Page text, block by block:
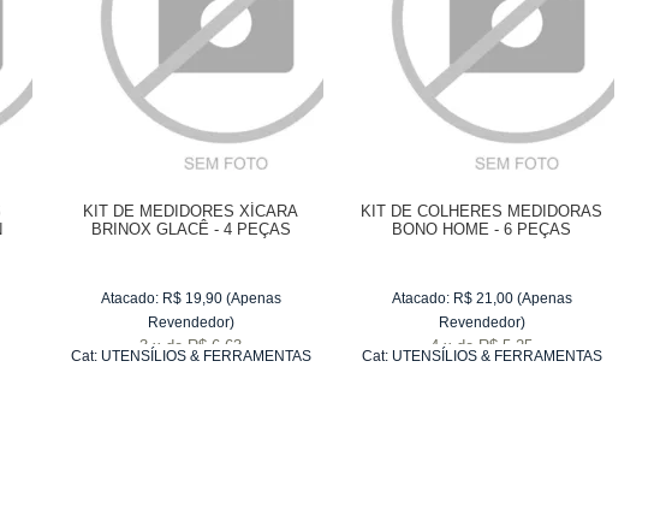
KIT DE MEDIDORES XÍCARA
BRINOX GLACÊ - 4 PEÇAS
Atacado: R$ 19,90 (Apenas
Revendedor)
3 x de R$ 6,63
Cat: UTENSÍLIOS & FERRAMENTAS
KIT DE COLHERES MEDIDORAS
BONO HOME - 6 PEÇAS
Atacado: R$ 21,00 (Apenas
Revendedor)
4 x de R$ 5,25
Cat: UTENSÍLIOS & FERRAMENTAS